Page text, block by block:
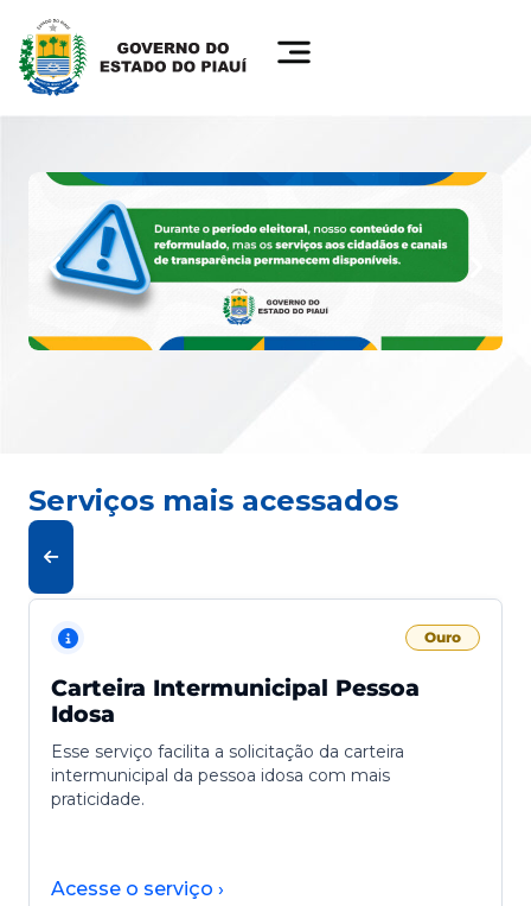
Serviços mais acessados
Ouro
Carteira Intermunicipal Pessoa
Idosa
Esse serviço facilita a solicitação da carteira
intermunicipal da pessoa idosa com mais
praticidade.
Acesse o serviço ›